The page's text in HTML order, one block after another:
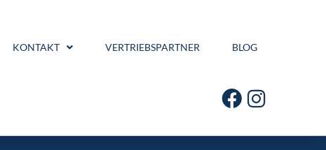
KONTAKT VERTRIEBSPARTNER BLOG